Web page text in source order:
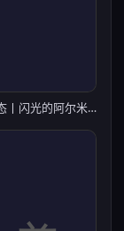
ACT/官中/动态丨闪光的阿尔米拉吉/閃光のアルミラージ Ver1.10 官方中文版【20260422】